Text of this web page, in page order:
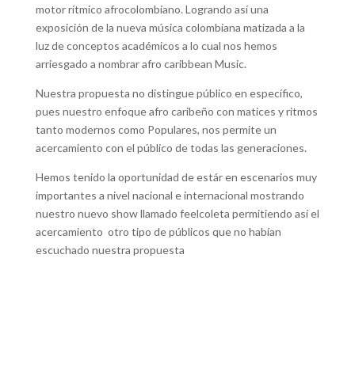
motor rítmico afrocolombiano. Logrando así una
exposición de la nueva música colombiana matizada a la
luz de conceptos académicos a lo cual nos hemos
arriesgado a nombrar afro caribbean Music.
Nuestra propuesta no distingue público en específico,
pues nuestro enfoque afro caribeño con matices y ritmos
tanto modernos como Populares, nos permite un
acercamiento con el público de todas las generaciones.
Hemos tenido la oportunidad de estár en escenarios muy
importantes a nivel nacional e internacional mostrando
nuestro nuevo show llamado feelcoleta permitiendo así el
acercamiento otro tipo de públicos que no habían
escuchado nuestra propuesta